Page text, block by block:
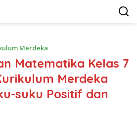
Merdeka
Matematika Kelas 7
Merdeka
suku Positif dan